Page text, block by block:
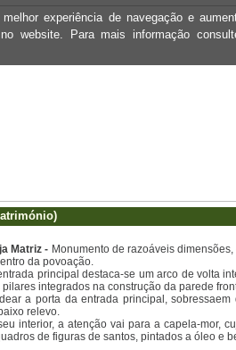
experiência de navegação e
website. Para mais informação
Matriz - Monumento de razoáveis
da povoação.
principal destaca-se um arco de volta
pilares integrados na construção da parede
a porta da entrada principal,
relevo.
interior, a atenção vai para a capela-mor,
de figuras de santos, pintados a óleo e